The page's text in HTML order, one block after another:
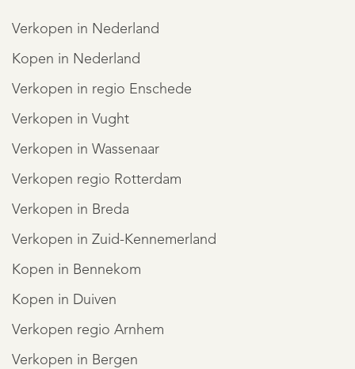
om met te wonen, mantelzorg te combineren of
combinatie van wonen en werken met alle ruimte voor
natuur, dieren en vrijheid.
Interesse? Maak vrijblijvend een bezichtigingsafspraak wij
leiden je graag rond!
MINDER LEZEN
Verkopen in Nederland
Kopen in Nederland
Verkopen in regio Enschede
Verkopen in Vught
Verkopen in Wassenaar
Verkopen regio Rotterdam
Verkopen in Breda
Verkopen in Zuid-Kennemerland
Kopen in Bennekom
Kopen in Duiven
Verkopen regio Arnhem
Verkopen in Bergen
REGISTREER